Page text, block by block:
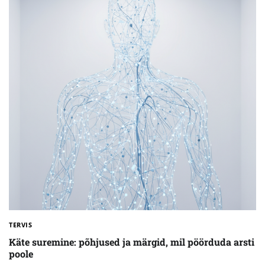
TERVIS
Käte suremine: põhjused ja märgid, mil pöörduda arsti
poole